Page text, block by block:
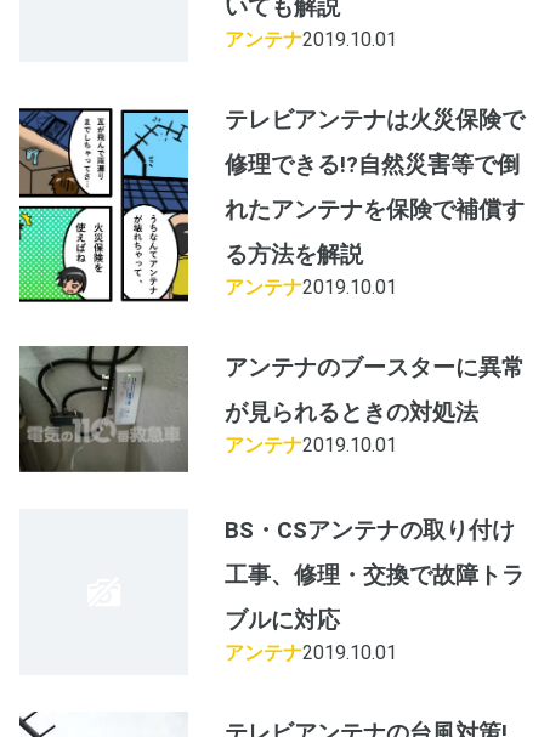
いても解説
アンテナ2019.10.01
テレビアンテナは火災保険で
修理できる!?自然災害等で倒
れたアンテナを保険で補償す
る方法を解説
アンテナ2019.10.01
アンテナのブースターに異常
が見られるときの対処法
アンテナ2019.10.01
BS・CSアンテナの取り付け
工事、修理・交換で故障トラ
ブルに対応
アンテナ2019.10.01